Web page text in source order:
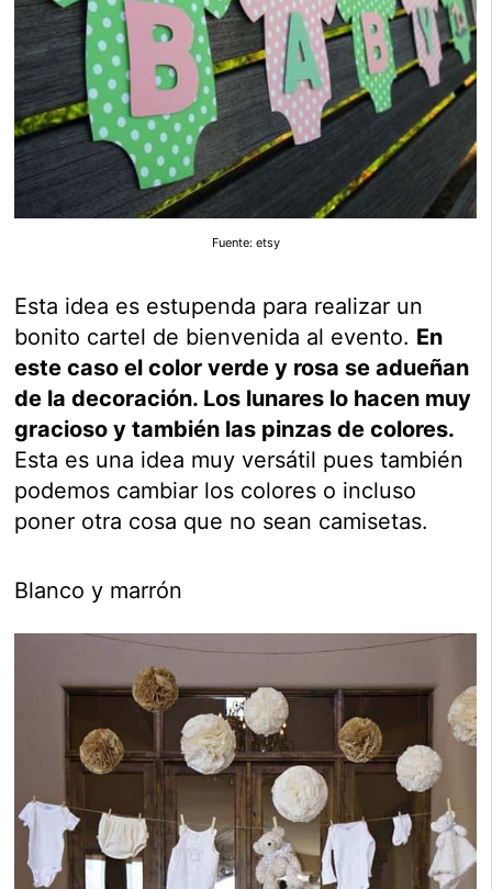
Fuente: etsy
Esta idea es estupenda para realizar un
bonito cartel de bienvenida al evento. En
este caso el color verde y rosa se adueñan
de la decoración. Los lunares lo hacen muy
gracioso y también las pinzas de colores.
Esta es una idea muy versátil pues también
podemos cambiar los colores o incluso
poner otra cosa que no sean camisetas.
Blanco y marrón